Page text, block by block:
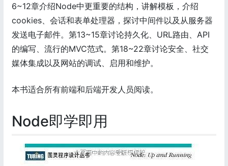
6~12章介绍Node中更重要的结构，讲解模板，介绍
cookies、会话和表单处理器，探讨中间件以及从服务器
发送电子邮件。第13~15章讨论持久化、URL路由、API
的编写、流行的MVC范式。第18~22章讨论安全、社交
媒体集成以及网站的调试、启用和维护。
本书适合所有前端和后端开发人员阅读。
Node即学即用